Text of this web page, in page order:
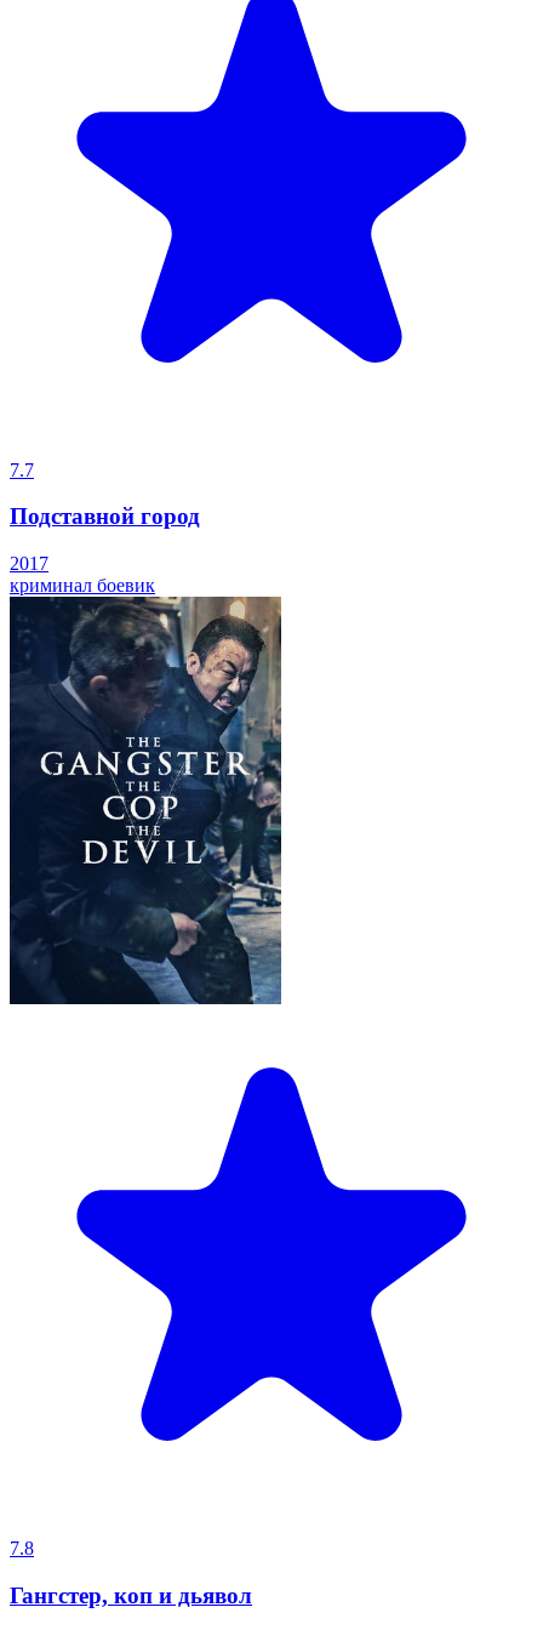
7.7
Подставной город
2017
криминал боевик
7.8
Гангстер, коп и дьявол